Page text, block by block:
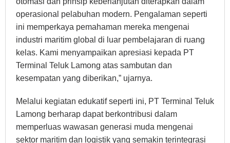
operasional pelabuhan modern. Pengalaman seperti
ini memperkaya pemahaman mereka mengenai
industri maritim global di luar pembelajaran di ruang
kelas. Kami menyampaikan apresiasi kepada PT
Terminal Teluk Lamong atas sambutan dan
kesempatan yang diberikan,” ujarnya.
Melalui kegiatan edukatif seperti ini, PT Terminal Teluk
Lamong berharap dapat berkontribusi dalam
memperluas wawasan generasi muda mengenai
sektor maritim dan logistik yang semakin terintegrasi